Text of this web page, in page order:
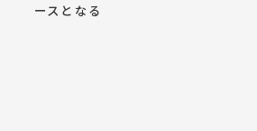
ースとなる